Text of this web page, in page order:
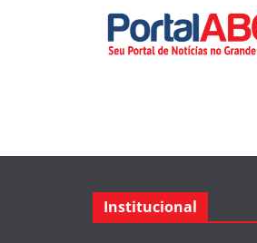
Institucional